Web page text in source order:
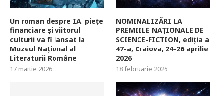
Un roman despre IA, piețe
financiare și viitorul
culturii va fi lansat la
Muzeul Național al
Literaturii Române
17 martie 2026
NOMINALIZĂRI LA
PREMIILE NAȚIONALE DE
SCIENCE-FICTION, ediția a
47-a, Craiova, 24-26 aprilie
2026
18 februarie 2026